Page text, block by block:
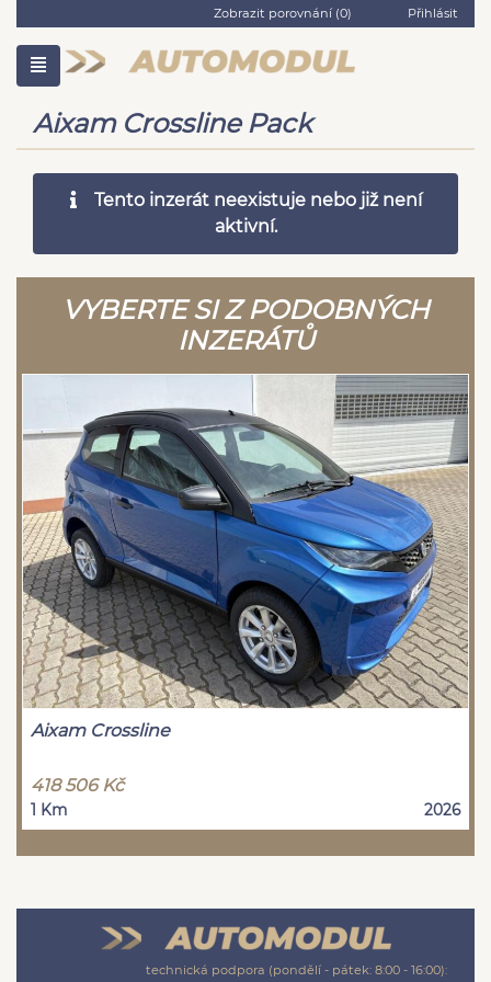
Zobrazit porovnání (0) Přihlásit
Aixam Crossline Pack
Tento inzerát neexistuje nebo již není
aktivní.
VYBERTE SI Z PODOBNÝCH
INZERÁTŮ
Aixam Crossline
418 506 Kč
1 Km 2026
technická podpora (pondělí - pátek: 8:00 - 16:00):